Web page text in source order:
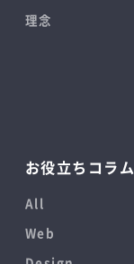
理念
お役立ちコラム
All
Web